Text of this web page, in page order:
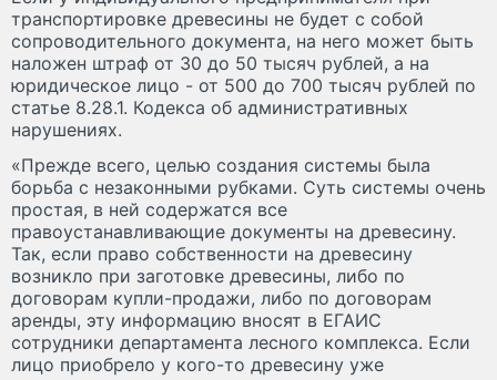
транспортировке древесины не будет с собой
сопроводительного документа, на него может быть
наложен штраф от 30 до 50 тысяч рублей, а на
юридическое лицо - от 500 до 700 тысяч рублей по
статье 8.28.1. Кодекса об административных
нарушениях.
«Прежде всего, целью создания системы была
борьба с незаконными рубками. Суть системы очень
простая, в ней содержатся все
правоустанавливающие документы на древесину.
Так, если право собственности на древесину
возникло при заготовке древесины, либо по
договорам купли-продажи, либо по договорам
аренды, эту информацию вносят в ЕГАИС
сотрудники департамента лесного комплекса. Если
лицо приобрело у кого-то древесину уже